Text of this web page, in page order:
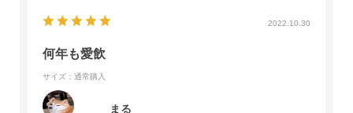
2022.10.30
何年も愛飲
サイズ：通常購入
まる